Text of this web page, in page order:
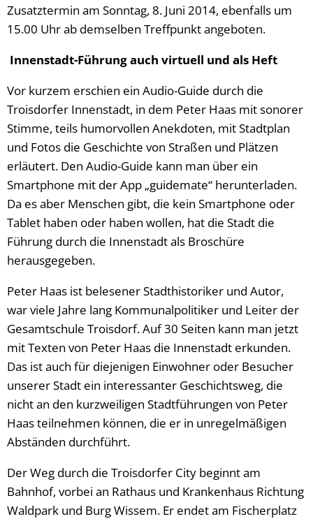
Zusatztermin am Sonntag, 8. Juni 2014, ebenfalls um
15.00 Uhr ab demselben Treffpunkt angeboten.
Innenstadt-Führung auch virtuell und als Heft
Vor kurzem erschien ein Audio-Guide durch die
Troisdorfer Innenstadt, in dem Peter Haas mit sonorer
Stimme, teils humorvollen Anekdoten, mit Stadtplan
und Fotos die Geschichte von Straßen und Plätzen
erläutert. Den Audio-Guide kann man über ein
Smartphone mit der App „guidemate“ herunterladen.
Da es aber Menschen gibt, die kein Smartphone oder
Tablet haben oder haben wollen, hat die Stadt die
Führung durch die Innenstadt als Broschüre
herausgegeben.
Peter Haas ist belesener Stadthistoriker und Autor,
war viele Jahre lang Kommunalpolitiker und Leiter der
Gesamtschule Troisdorf. Auf 30 Seiten kann man jetzt
mit Texten von Peter Haas die Innenstadt erkunden.
Das ist auch für diejenigen Einwohner oder Besucher
unserer Stadt ein interessanter Geschichtsweg, die
nicht an den kurzweiligen Stadtführungen von Peter
Haas teilnehmen können, die er in unregelmäßigen
Abständen durchführt.
Der Weg durch die Troisdorfer City beginnt am
Bahnhof, vorbei an Rathaus und Krankenhaus Richtung
Waldpark und Burg Wissem. Er endet am Fischerplatz